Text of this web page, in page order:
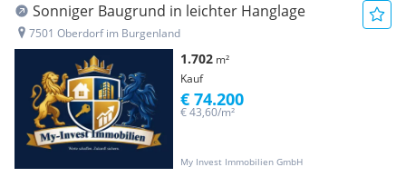
Sonniger Baugrund in leichter Hanglage
7501 Oberdorf im Burgenland
1.702 m²
Kauf
My Invest Immobilien GmbH
€ 43,60/m²
€ 74.200